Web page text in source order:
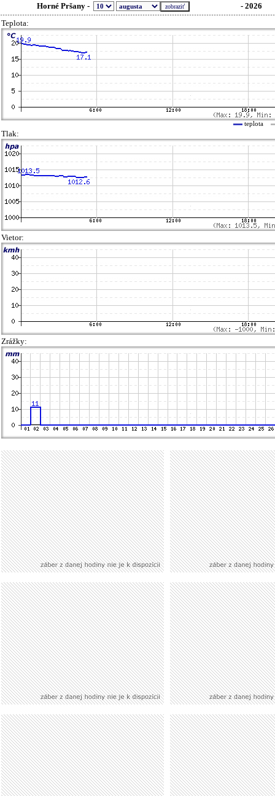
Horné Pršany -
- 2026
Teplota:
teplota
Tlak:
Vietor:
Zrážky: